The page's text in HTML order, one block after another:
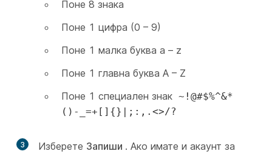
Поне 8 знака
Поне 1 цифра (0 – 9)
Поне 1 малка буква a – z
Поне 1 главна буква A – Z
Поне 1 специален знак ~!@#$%^&*
()-_=+[]{}|;:,.<>/?
3 Изберете Запиши . Ако имате и акаунт за